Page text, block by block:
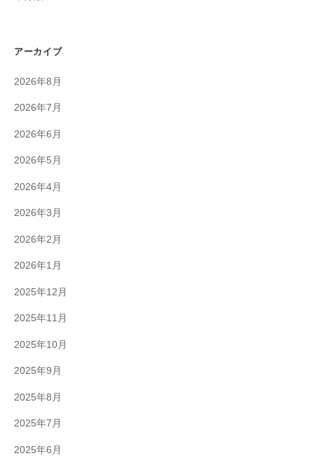
アーカイブ
2026年8月
2026年7月
2026年6月
2026年5月
2026年4月
2026年3月
2026年2月
2026年1月
2025年12月
2025年11月
2025年10月
2025年9月
2025年8月
2025年7月
2025年6月